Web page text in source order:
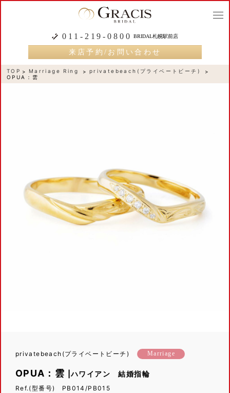
011-219-0800 BRIDAL札幌駅前店
来店予約/お問い合わせ
TOP Marriage Ring
privatebeach(プライベートビーチ)
OPUA：雲
privatebeach(プライベートビーチ) Marriage
OPUA：雲 |ハワイアン 結婚指輪
Ref.(型番号) PB014/PB015